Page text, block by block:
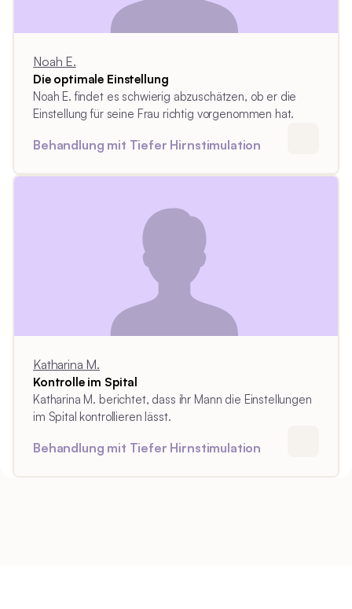
Noah E.
Die optimale Einstellung
Noah E. findet es schwierig abzuschätzen, ob er die
Einstellung für seine Frau richtig vorgenommen hat.
Behandlung mit Tiefer Hirnstimulation
Katharina M.
Kontrolle im Spital
Katharina M. berichtet, dass ihr Mann die Einstellungen
im Spital kontrollieren lässt.
Behandlung mit Tiefer Hirnstimulation